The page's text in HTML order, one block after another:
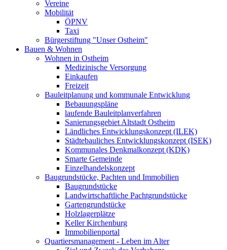
Vereine
Mobilität
ÖPNV
Taxi
Bürgerstiftung "Unser Ostheim"
Bauen & Wohnen
Wohnen in Ostheim
Medizinische Versorgung
Einkaufen
Freizeit
Bauleitplanung und kommunale Entwicklung
Bebauungspläne
laufende Bauleitplanverfahren
Sanierungsgebiet Altstadt Ostheim
Ländliches Entwicklungskonzept (ILEK)
Städtebauliches Entwicklungskonzept (ISEK)
Kommunales Denkmalkonzept (KDK)
Smarte Gemeinde
Einzelhandelskonzept
Baugrundstücke, Pachten und Immobilien
Baugrundstücke
Landwirtschaftliche Pachtgrundstücke
Gartengrundstücke
Holzlagerplätze
Keller Kirchenburg
Immobilienportal
Quartiersmanagement - Leben im Alter